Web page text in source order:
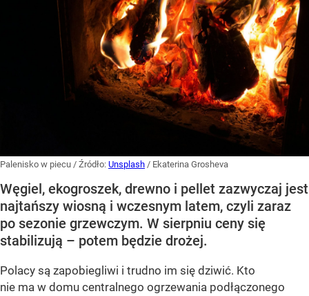
Palenisko w piecu / Źródło: Unsplash / Ekaterina Grosheva
Węgiel, ekogroszek, drewno i pellet zazwyczaj jest
najtańszy wiosną i wczesnym latem, czyli zaraz
po sezonie grzewczym. W sierpniu ceny się
stabilizują – potem będzie drożej.
Polacy są zapobiegliwi i trudno im się dziwić. Kto
nie ma w domu centralnego ogrzewania podłączonego